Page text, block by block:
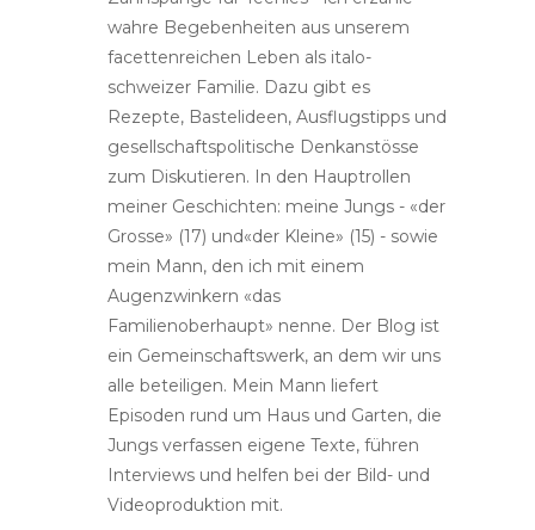
wahre Begebenheiten aus unserem
facettenreichen Leben als italo-
schweizer Familie. Dazu gibt es
Rezepte, Bastelideen, Ausflugstipps und
gesellschaftspolitische Denkanstösse
zum Diskutieren. In den Hauptrollen
meiner Geschichten: meine Jungs - «der
Grosse» (17) und«der Kleine» (15) - sowie
mein Mann, den ich mit einem
Augenzwinkern «das
Familienoberhaupt» nenne. Der Blog ist
ein Gemeinschaftswerk, an dem wir uns
alle beteiligen. Mein Mann liefert
Episoden rund um Haus und Garten, die
Jungs verfassen eigene Texte, führen
Interviews und helfen bei der Bild- und
Videoproduktion mit.